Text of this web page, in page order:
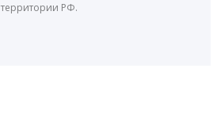
РФ.